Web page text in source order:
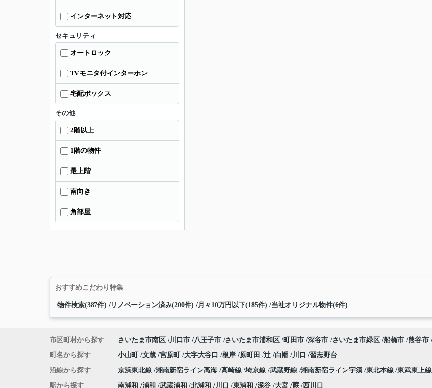
インターネット対応
セキュリティ
オートロック
TVモニタ付インターホン
宅配ボックス
その他
2階以上
1階の物件
最上階
南向き
角部屋
おすすめこだわり特集
物件検索(387件) リノベーション済み(200件) 月々10万円以下(185件) 当社オリジナル物件(6件)
市区町村から探す さいたま市南区 川口市 八王子市 さいたま市浦和区 町田市 深谷市 さいたま市緑区 船橋市 熊谷市
町名から探す 小山町 文蔵 宮原町 大字大谷口 根岸 原町田 辻 白幡 川口 習志野台
沿線から探す 京浜東北線 湘南新宿ライン高海 高崎線 埼京線 武蔵野線 湘南新宿ライン宇須 東北本線 東武東上線
駅から探す 南浦和 浦和 武蔵浦和 北浦和 川口 東浦和 深谷 大宮 蕨 西川口